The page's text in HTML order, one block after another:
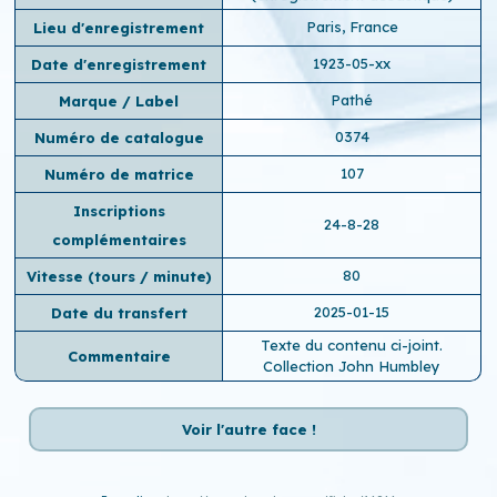
Lieu d'enregistrement
Paris, France
Date d'enregistrement 1923-05-xx
Marque / Label Pathé
Numéro de catalogue 0374
Numéro de matrice 107
Inscriptions
complémentaires
24-8-28
Vitesse (tours / minute) 80
Date du transfert 2025-01-15
Commentaire
Texte du contenu ci-joint.
Collection John Humbley
Voir l'autre face !